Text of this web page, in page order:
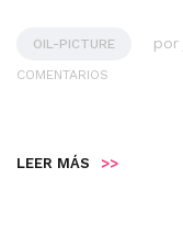
OIL-PICTURE por
COMENTARIOS
LEER MÁS >>